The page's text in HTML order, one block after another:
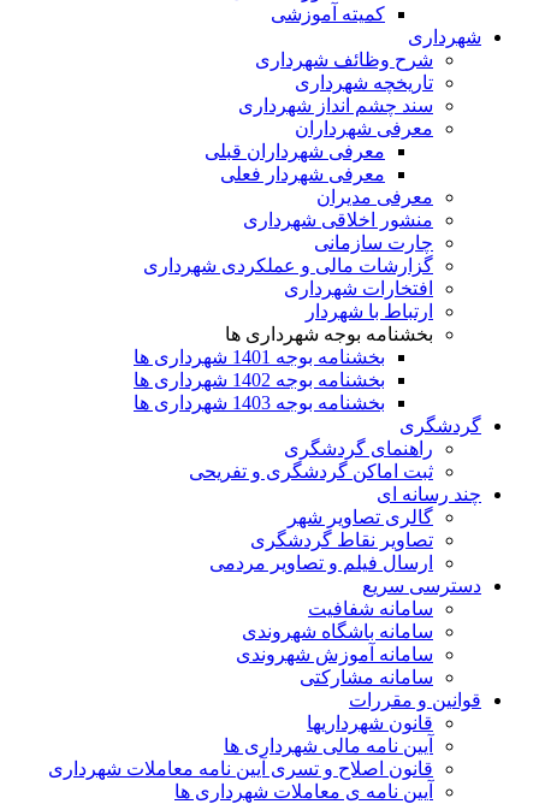
کمیته آموزشی
شهرداری
شرح وظائف شهرداری
تاریخچه شهرداری
سند چشم انداز شهرداری
معرفی شهرداران
معرفی شهرداران قبلی
معرفی شهردار فعلی
معرفی مدیران
منشور اخلاقی شهرداری
چارت سازمانی
گزارشات مالی و عملکردی شهرداری
افتخارات شهرداری
ارتباط با شهردار
بخشنامه بوجه شهرداری ها
بخشنامه بوجه 1401 شهرداری ها
بخشنامه بوجه 1402 شهرداری ها
بخشنامه بوجه 1403 شهرداری ها
گردشگری
راهنمای گردشگری
ثبت اماکن گردشگری و تفریحی
چند رسانه ای
گالری تصاویر شهر
تصاویر نقاط گردشگری
ارسال فیلم و تصاویر مردمی
دسترسی سریع
سامانه شفافیت
سامانه باشگاه شهروندی
سامانه آموزش شهروندی
سامانه مشارکتی
قوانین و مقررات
قانون شهرداریها
آیین نامه مالی شهرداری ها
قانون اصلاح و تسری آیین نامه معاملات شهرداری
آیین نامه ی معاملات شهرداری ها